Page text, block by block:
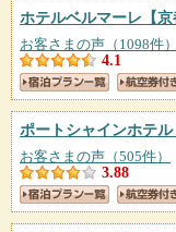
ホテルベルマーレ 【
お客さまの声（1098件）
4.1
ポートシャインホテル
お客さまの声（505件）
3.88